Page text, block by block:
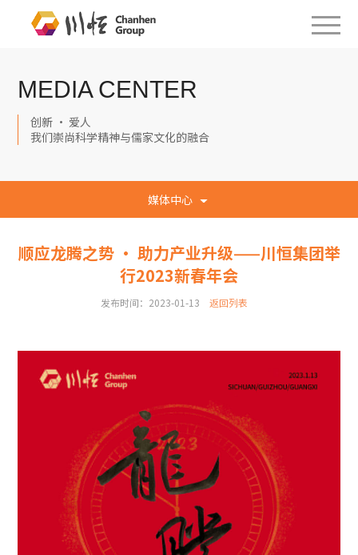
MEDIA CENTER
创新 · 爱人
我们崇尚科学精神与儒家文化的融合
媒体中心
顺应龙腾之势 · 助力产业升级——川恒集团举
行2023新春年会
发布时间：2023-01-13 返回列表